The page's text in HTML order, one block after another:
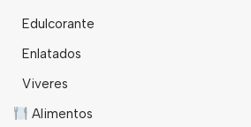
Edulcorante
Enlatados
Viveres
Alimentos